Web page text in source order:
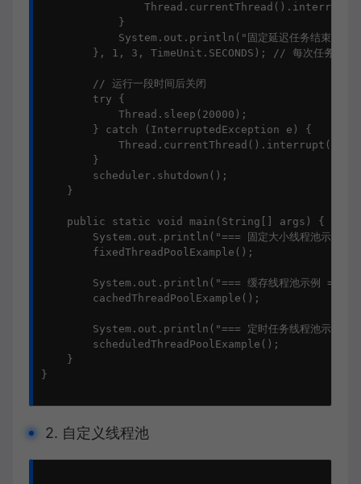
            }
            System.out.println("固定延迟任务结束");
}, 1, 3, TimeUnit.SECONDS); // 每次任务结束后
        // 运行一段时间后关闭
        try {
            Thread.sleep(20000);
        } catch (InterruptedException e) {
            Thread.currentThread().interrupt();
        }
        scheduler.shutdown();
    }
    public static void main(String[] args) {
System.out.println("=== 固定大小线程池示例
        fixedThreadPoolExample();
System.out.println("=== 缓存线程池示例
        cachedThreadPoolExample();
System.out.println("=== 定时任务线程池示例
        scheduledThreadPoolExample();
    }
}
2. 自定义线程池